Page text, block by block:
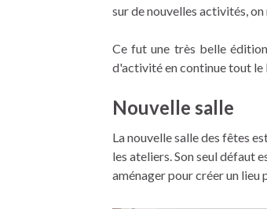
sur de nouvelles activités,
Ce fut une très belle
d'activité en continue tout le
Nouvelle salle
La nouvelle salle des fêtes
les ateliers. Son seul défaut
aménager pour créer un lieu